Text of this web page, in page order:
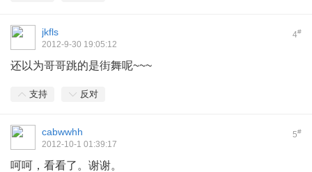
4#
jkfls
2012-9-30 19:05:12
还以为哥哥跳的是街舞呢~~~
支持 反对
5#
cabwwhh
2012-10-1 01:39:17
呵呵，看看了。谢谢。